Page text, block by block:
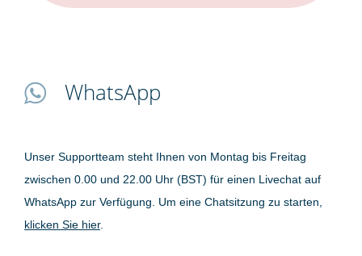
WhatsApp
Unser Supportteam steht Ihnen von Montag bis Freitag
zwischen 0.00 und 22.00 Uhr (BST) für einen Livechat auf
WhatsApp zur Verfügung. Um eine Chatsitzung zu starten,
klicken Sie hier.